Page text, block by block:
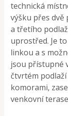
technická
výšku přes
a třetího
uprostřed. Je
linkou a s
jsou přístupné
čtvrtém
komorami,
venkovní